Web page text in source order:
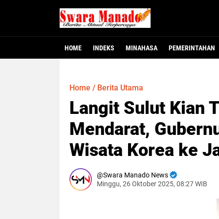
HOME INDEKS MINAHASA PEMERINTAHAN
Home / Berita Utama
Langit Sulut Kian
Mendarat,
Wisata Korea ke
Swara Manado News
Minggu, 26 Oktober 2025, 08:27 WIB